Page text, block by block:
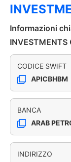
Informazioni
INVESTMENTS
CODICE SWIFT
APICBHBM
BANCA
ARAB
INDIRIZZO